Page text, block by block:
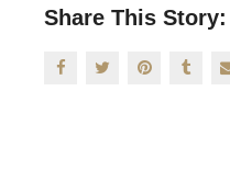
Share This Story: